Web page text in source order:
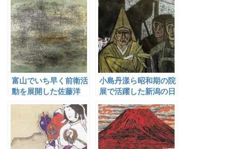
富山でいち早く前衛活
動を展開した佐藤洋
小島丹漾ら昭和期の院
展で活躍した新潟の日
本画家